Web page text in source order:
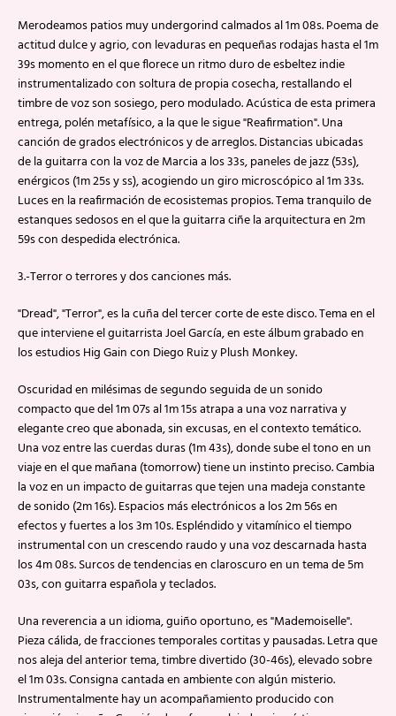
Merodeamos patios muy undergorind calmados al 1m 08s. Poema de
actitud dulce y agrio, con levaduras en pequeñas rodajas hasta el 1m
39s momento en el que florece un ritmo duro de esbeltez indie
instrumentalizado con soltura de propia cosecha, restallando el
timbre de voz son sosiego, pero modulado. Acústica de esta primera
entrega, polén metafísico, a la que le sigue "Reafirmation". Una
canción de grados electrónicos y de arreglos. Distancias ubicadas
de la guitarra con la voz de Marcia a los 33s, paneles de jazz (53s),
enérgicos (1m 25s y ss), acogiendo un giro microscópico al 1m 33s.
Luces en la reafirmación de ecosistemas propios. Tema tranquilo de
estanques sedosos en el que la guitarra ciñe la arquitectura en 2m
59s con despedida electrónica.
3.-Terror o terrores y dos canciones más.
"Dread", "Terror", es la cuña del tercer corte de este disco. Tema en el
que interviene el guitarrista Joel García, en este álbum grabado en
los estudios Hig Gain con Diego Ruiz y Plush Monkey.
Oscuridad en milésimas de segundo seguida de un sonido
compacto que del 1m 07s al 1m 15s atrapa a una voz narrativa y
elegante creo que abonada, sin excusas, en el contexto temático.
Una voz entre las cuerdas duras (1m 43s), donde sube el tono en un
viaje en el que mañana (tomorrow) tiene un instinto preciso. Cambia
la voz en un impacto de guitarras que tejen una madeja constante
de sonido (2m 16s). Espacios más electrónicos a los 2m 56s en
efectos y fuertes a los 3m 10s. Espléndido y vitamínico el tiempo
instrumental con un crescendo raudo y una voz descarnada hasta
los 4m 08s. Surcos de tendencias en claroscuro en un tema de 5m
03s, con guitarra española y teclados.
Una reverencia a un idioma, guiño oportuno, es "Mademoiselle".
Pieza cálida, de fracciones temporales cortitas y pausadas. Letra que
nos aleja del anterior tema, timbre divertido (30-46s), elevado sobre
el 1m 03s. Consigna cantada en ambiente con algún misterio.
Instrumentalmente hay un acompañamiento producido con